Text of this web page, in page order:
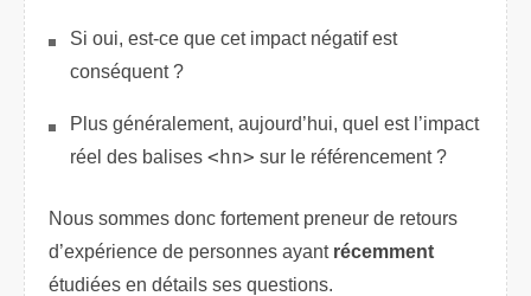
Si oui, est-ce que cet impact négatif est
conséquent ?
Plus généralement, aujourd’hui, quel est l’impact
réel des balises <hn> sur le référencement ?
Nous sommes donc fortement preneur de retours
d’expérience de personnes ayant récemment
étudiées en détails ses questions.